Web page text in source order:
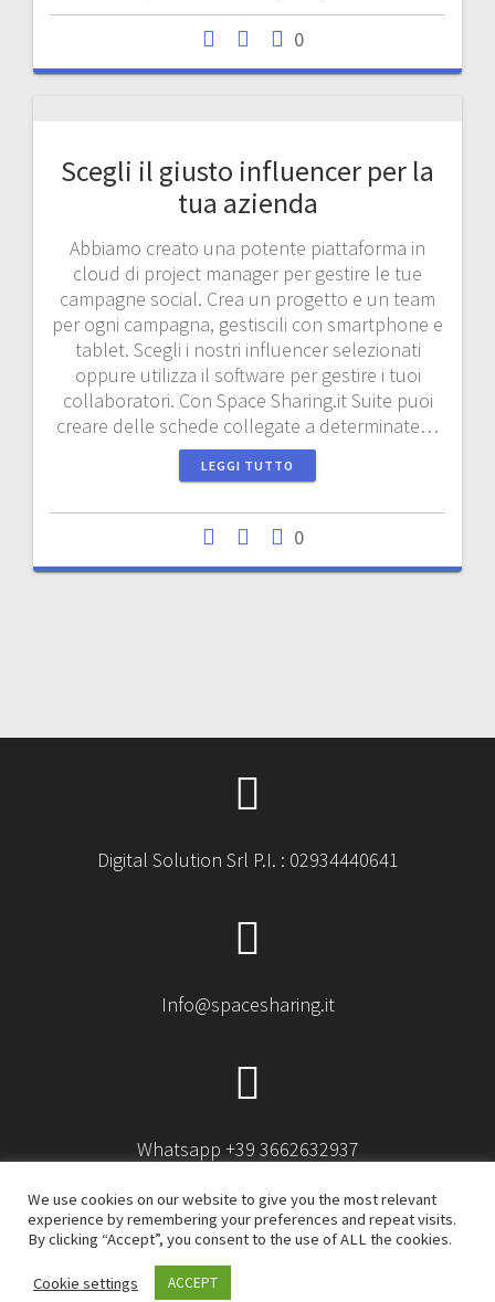
0
Scegli il giusto influencer per la
tua azienda
Abbiamo creato una potente piattaforma in
cloud di project manager per gestire le tue
campagne social. Crea un progetto e un team
per ogni campagna, gestiscili con smartphone e
tablet. Scegli i nostri influencer selezionati
oppure utilizza il software per gestire i tuoi
collaboratori. Con Space Sharing.it Suite puoi
creare delle schede collegate a determinate…
LEGGI TUTTO
0
Digital Solution Srl P.I. : 02934440641
Info@spacesharing.it
Whatsapp +39 3662632937
© 2026 Space sharing. Built using WordPress and
We use cookies on our website to give you the most relevant
experience by remembering your preferences and repeat visits.
By clicking “Accept”, you consent to the use of ALL the cookies.
Cookie settings ACCEPT